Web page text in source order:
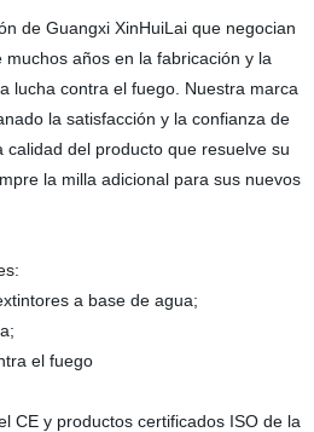
de Guangxi XinHuiLai que negocian
años en la fabricación y la
lucha contra el fuego. Nuestra marca
la satisfacción y la confianza de
calidad del producto que resuelve su
la milla adicional para sus nuevos
a base de agua;
el fuego
CE y productos certificados ISO de la